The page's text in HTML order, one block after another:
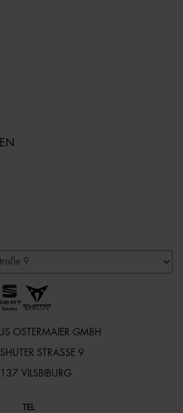
OSTERMAIER GMBH
STRASSE 9
VILSBIBURG
TEL :